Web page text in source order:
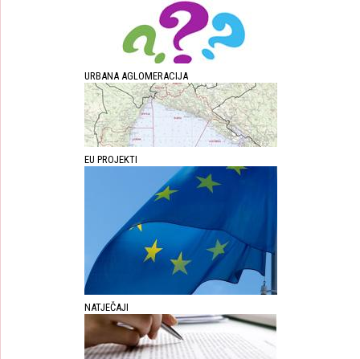
URBANA AGLOMERACIJA
EU PROJEKTI
NATJEČAJI